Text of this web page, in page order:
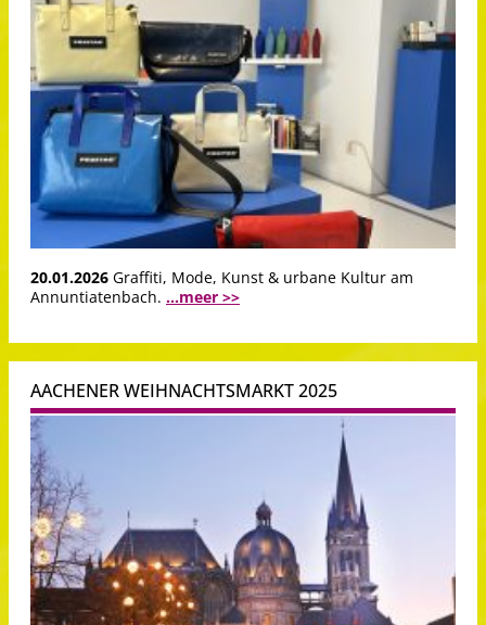
20.01.2026 Graffiti, Mode, Kunst & urbane Kultur am
Annuntiatenbach. ...meer >>
AACHENER WEIHNACHTSMARKT 2025